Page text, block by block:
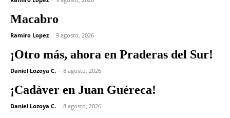
Macabro
Ramiro Lopez - 9 agosto, 2026
¡Otro más, ahora en Praderas del Sur!
Daniel Lozoya C. - 8 agosto, 2026
¡Cadáver en Juan Guéreca!
Daniel Lozoya C. - 8 agosto, 2026